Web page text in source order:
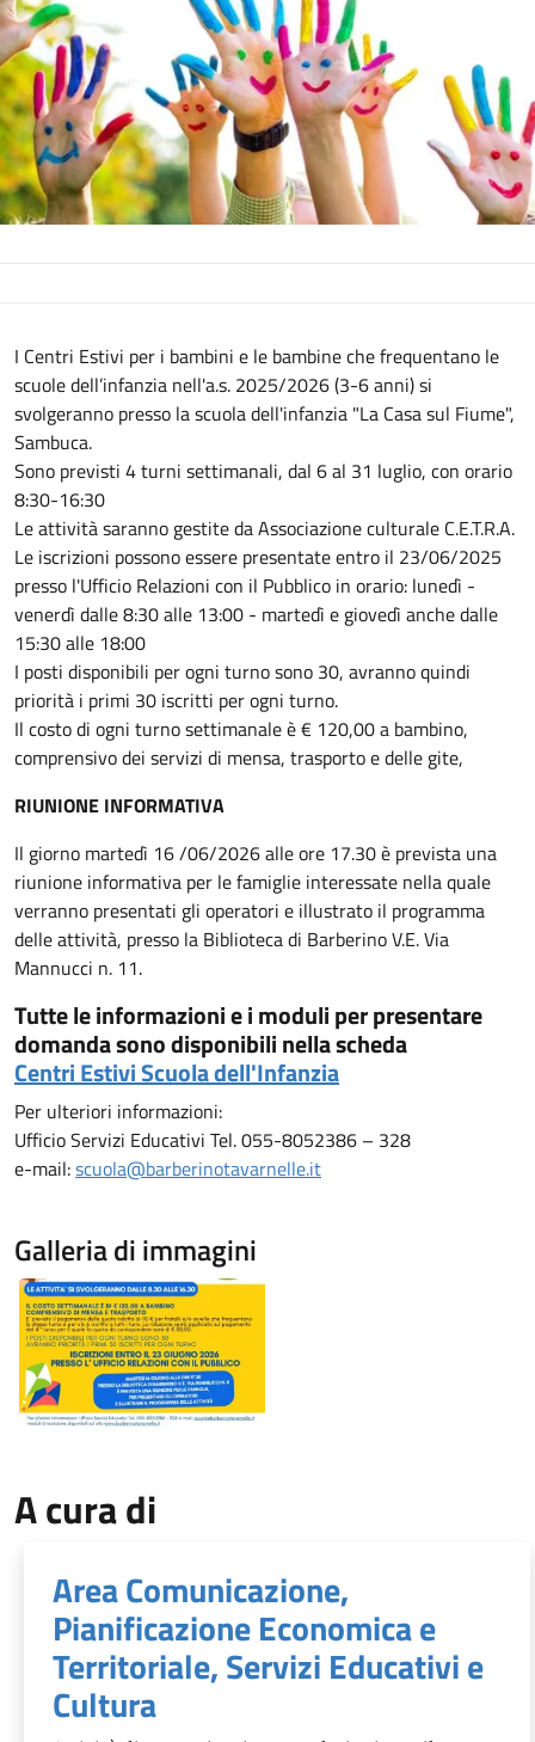
Descrizione
I Centri Estivi per i bambini e le bambine che frequentano le
scuole dell’infanzia nell'a.s. 2025/2026 (3-6 anni) si
svolgeranno presso la scuola dell'infanzia "La Casa sul Fiume",
Sambuca.
Sono previsti 4 turni settimanali, dal 6 al 31 luglio, con orario
8:30-16:30
Le attività saranno gestite da Associazione culturale C.E.T.R.A.
Le iscrizioni possono essere presentate entro il 23/06/2025
presso l'Ufficio Relazioni con il Pubblico in orario: lunedì -
venerdì dalle 8:30 alle 13:00 - martedì e giovedì anche dalle
15:30 alle 18:00
I posti disponibili per ogni turno sono 30, avranno quindi
priorità i primi 30 iscritti per ogni turno.
Il costo di ogni turno settimanale è € 120,00 a bambino,
comprensivo dei servizi di mensa, trasporto e delle gite,
RIUNIONE INFORMATIVA
Il giorno martedì 16 /06/2026 alle ore 17.30 è prevista una
riunione informativa per le famiglie interessate nella quale
verranno presentati gli operatori e illustrato il programma
delle attività, presso la Biblioteca di Barberino V.E. Via
Mannucci n. 11.
Tutte le informazioni e i moduli per presentare
domanda sono disponibili nella scheda
Centri Estivi Scuola dell'Infanzia
Per ulteriori informazioni:
Ufficio Servizi Educativi Tel. 055-8052386 – 328
e-mail:scuola@barberinotavarnelle.it
Galleria di immagini
Image
A cura di
Area Comunicazione,
Pianificazione Economica e
Territoriale, Servizi Educativi e
Cultura